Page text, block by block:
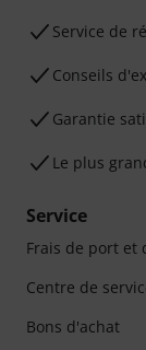
Service de
Conseils
Garantie
Le plus
Service
Frais de port et
Centre de
Bons d'achat